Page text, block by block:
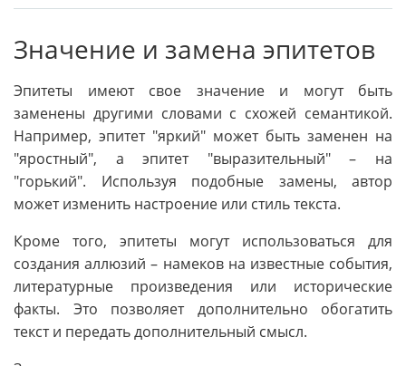
Значение и замена эпитетов
Эпитеты имеют свое значение и могут быть
заменены другими словами с схожей семантикой.
Например, эпитет "яркий" может быть заменен на
"яростный", а эпитет "выразительный" – на
"горький". Используя подобные замены, автор
может изменить настроение или стиль текста.
Кроме того, эпитеты могут использоваться для
создания аллюзий – намеков на известные события,
литературные произведения или исторические
факты. Это позволяет дополнительно обогатить
текст и передать дополнительный смысл.